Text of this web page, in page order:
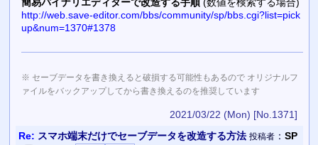
http://web.save-editor.com/bbs/community/sp/bbs.cgi?list=pick
up&num=1370#1378
※ セーブデータを書き換えると破損する可能性もあるので オリジナルフ
ァイルをバックアップしてから書き換えるのを推奨しています
2021/03/22 (Mon) [No.1371]
Re: スマホ端末だけでセーブデータを改造する方法 投稿者： SP